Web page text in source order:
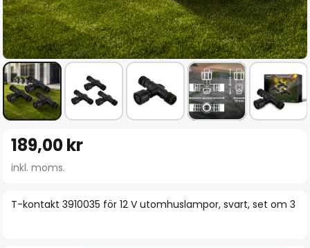
till
början
bildgalleriet
T-kontakt 3910035 för 12 V utomhuslampor, svart, set om 3
189,00 kr
inkl. moms.